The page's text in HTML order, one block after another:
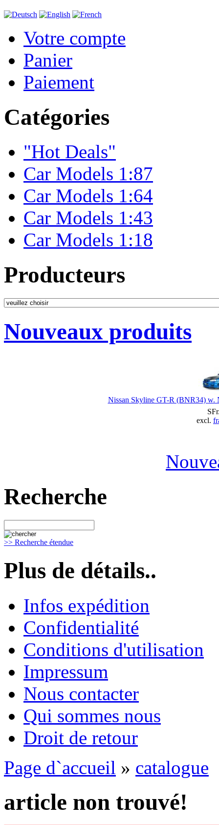
Votre compte
Panier
Paiement
Catégories
"Hot Deals"
Car Models 1:87
Car Models 1:64
Car Models 1:43
Car Models 1:18
Producteurs
Nouveaux produits
Nissan Skyline GT-R (BNR34) w.
excl.
Recherche
>> Recherche étendue
Plus de détails..
Infos expédition
Confidentialité
Conditions d'utilisation
Impressum
Nous contacter
Qui sommes nous
Droit de retour
Page d`accueil » catalogue
article non trouvé!